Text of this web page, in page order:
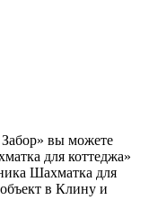
вы можете
для коттеджа»
Шахматка для
в Клину и